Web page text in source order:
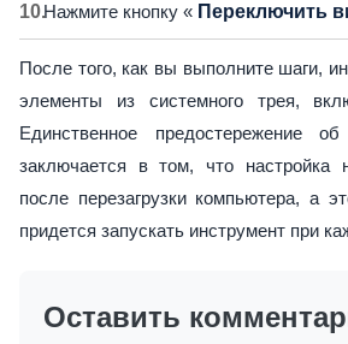
Нажмите кнопку « Переключить
После того, как вы выполните шаги,
элементы из системного трея,
Единственное предостережение
заключается в том, что настройка
после перезагрузки компьютера, а
придется запускать инструмент при
Оставить